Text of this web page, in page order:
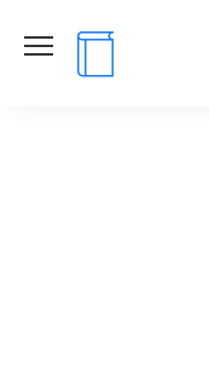
содержанию